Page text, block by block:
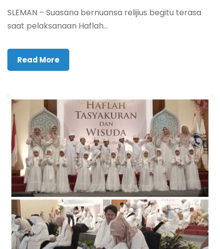
SLEMAN – Suasana bernuansa relijius begitu terasa
saat pelaksanaan Haflah...
Read More